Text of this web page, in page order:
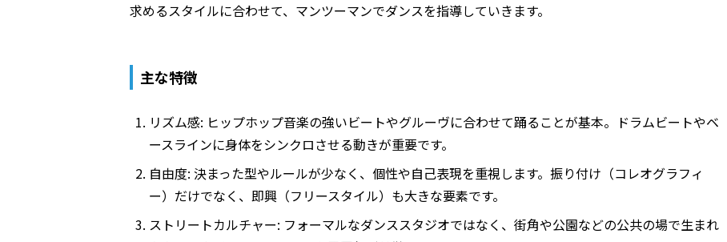
求めるスタイルに合わせて、マンツーマンでダンスを指導していきます。
主な特徴
リズム感: ヒップホップ音楽の強いビートやグルーヴに合わせて踊ることが基本。ドラムビートやベ
ースラインに身体をシンクロさせる動きが重要です。
自由度: 決まった型やルールが少なく、個性や自己表現を重視します。振り付け（コレオグラフィ
ー）だけでなく、即興（フリースタイル）も大きな要素です。
ストリートカルチャー: フォーマルなダンススタジオではなく、街角や公園などの公共の場で生まれ